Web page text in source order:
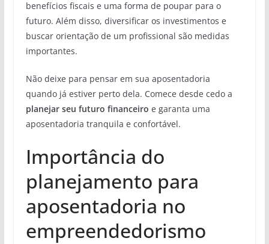
benefícios fiscais e uma forma de poupar para o
futuro. Além disso, diversificar os investimentos e
buscar orientação de um profissional são medidas
importantes.
Não deixe para pensar em sua aposentadoria
quando já estiver perto dela. Comece desde cedo a
planejar seu futuro financeiro e garanta uma
aposentadoria tranquila e confortável.
Importância do
planejamento para
aposentadoria no
empreendedorismo